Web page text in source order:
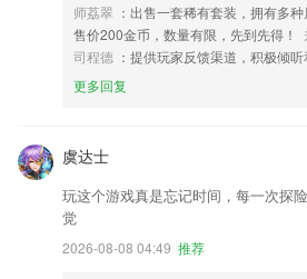
师荔翠 ：出售一套稀有套装，拥有多
售价200金币，数量有限，先到先得！
司程德 ：提供玩家反馈渠道，积极倾听
更多回复
虞达士
玩这个游戏真是忘记时间，每一次探
觉
2026-08-08 04:49 推荐